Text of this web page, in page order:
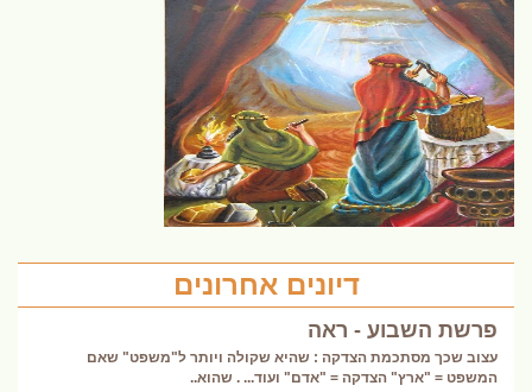
דיונים אחרונים
פרשת השבוע - ראה
עצוב שכך מסתכמת הצדקה : שהיא שקולה ויותר ל"משפט" שאם
המשפט = "ארץ" הצדקה = "אדם" ועוד... . שהוא..